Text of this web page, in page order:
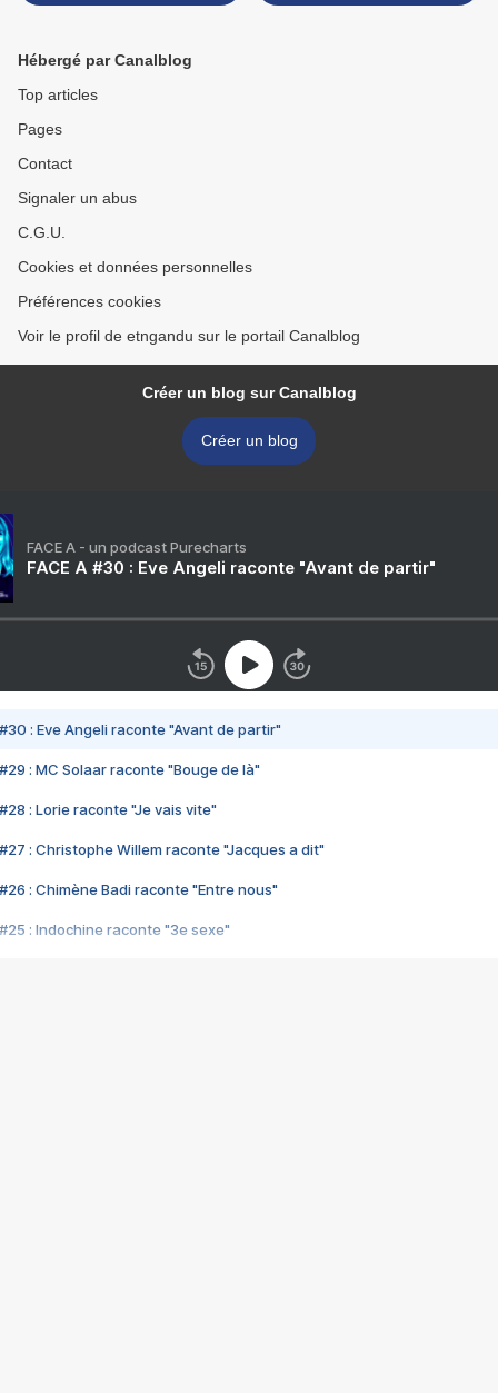
Hébergé par Canalblog
Top articles
Pages
Contact
Signaler un abus
C.G.U.
Cookies et données personnelles
Préférences cookies
Voir le profil de etngandu sur le portail Canalblog
Créer un blog sur Canalblog
Créer un blog
FACE A - un podcast Purecharts
FACE A #30 : Eve Angeli raconte "Avant de partir"
#30 : Eve Angeli raconte "Avant de partir"
#29 : MC Solaar raconte "Bouge de là"
#28 : Lorie raconte "Je vais vite"
#27 : Christophe Willem raconte "Jacques a dit"
#26 : Chimène Badi raconte "Entre nous"
#25 : Indochine raconte "3e sexe"